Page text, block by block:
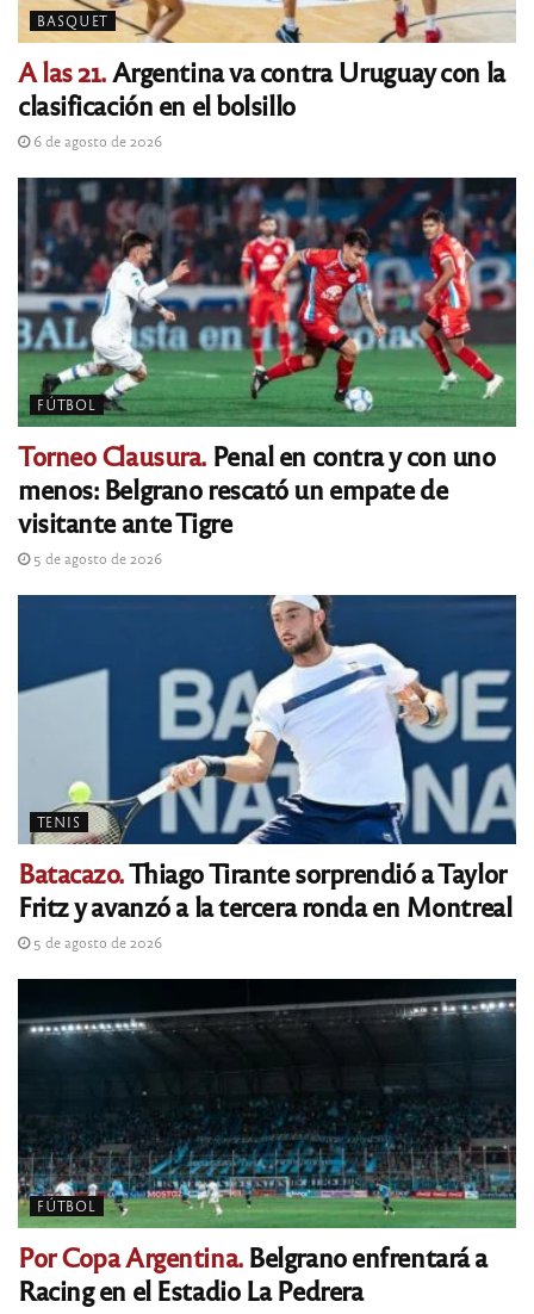
BASQUET
A las 21.Argentina va contra Uruguay con la
clasificación en el bolsillo
6 de agosto de 2026
FÚTBOL
Torneo Clausura.Penal en contra y con uno
menos: Belgrano rescató un empate de
visitante ante Tigre
5 de agosto de 2026
TENIS
Batacazo.Thiago Tirante sorprendió a Taylor
Fritz y avanzó a la tercera ronda en Montreal
5 de agosto de 2026
FÚTBOL
Por Copa Argentina.Belgrano enfrentará a
Racing en el Estadio La Pedrera